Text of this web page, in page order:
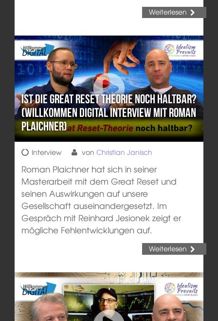
Weiterlesen
Ist die Great Reset Theorie noch haltbar?
(Willkommen Digital Interview mit Roman
Plaichner)
Interview von Christian Janisch
Roman Plaichner hat sich in seiner
Masterarbeit mit dem Great Reset und
seinen Auswirkungen auf unsere
Gesellschaft auseinandergesetzt. Im
Gespräch mit Reinhard Jesionek zeigt er
mögliche Fehlentwicklungen auf.
Weiterlesen